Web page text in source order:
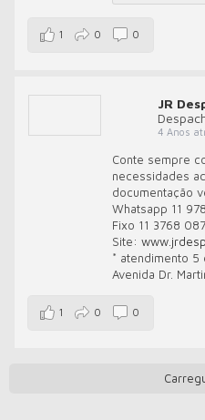
1 0 0
JR
4 Anos
Conte sempre
necessidades
documentação
Whatsapp 11
Fixo 11 3768
Site:
* atendimento 5
Avenida Dr.
1 0 0